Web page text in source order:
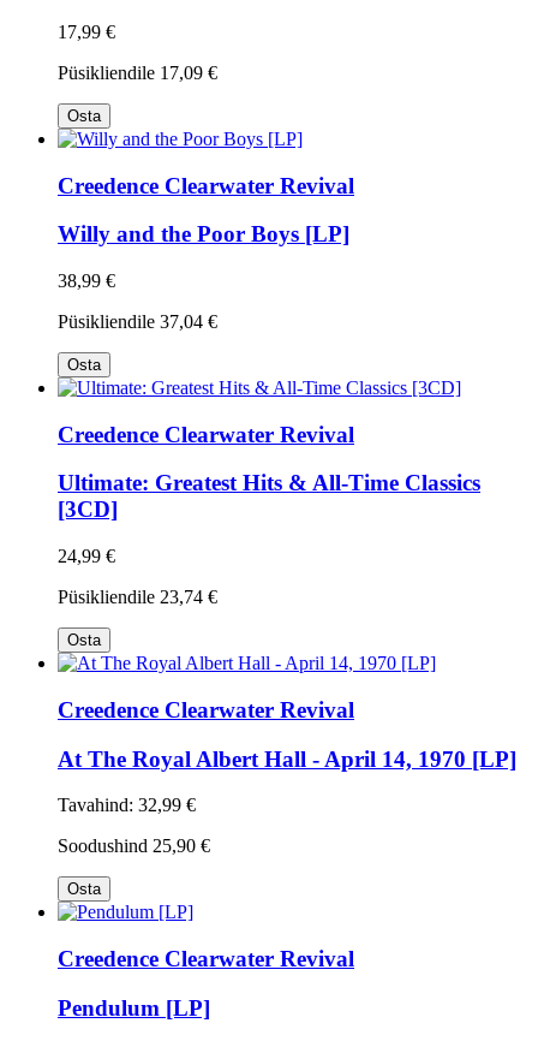
17,99 €
Püsikliendile 17,09 €
Osta
Creedence Clearwater Revival
Willy and the Poor Boys [LP]
38,99 €
Püsikliendile 37,04 €
Osta
Creedence Clearwater Revival
Ultimate: Greatest Hits & All-Time Classics
[3CD]
24,99 €
Püsikliendile 23,74 €
Osta
Creedence Clearwater Revival
At The Royal Albert Hall - April 14, 1970 [LP]
Tavahind: 32,99 €
Soodushind 25,90 €
Osta
Creedence Clearwater Revival
Pendulum [LP]